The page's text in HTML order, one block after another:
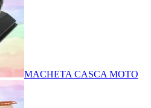
MACHETA CASCA MOTO